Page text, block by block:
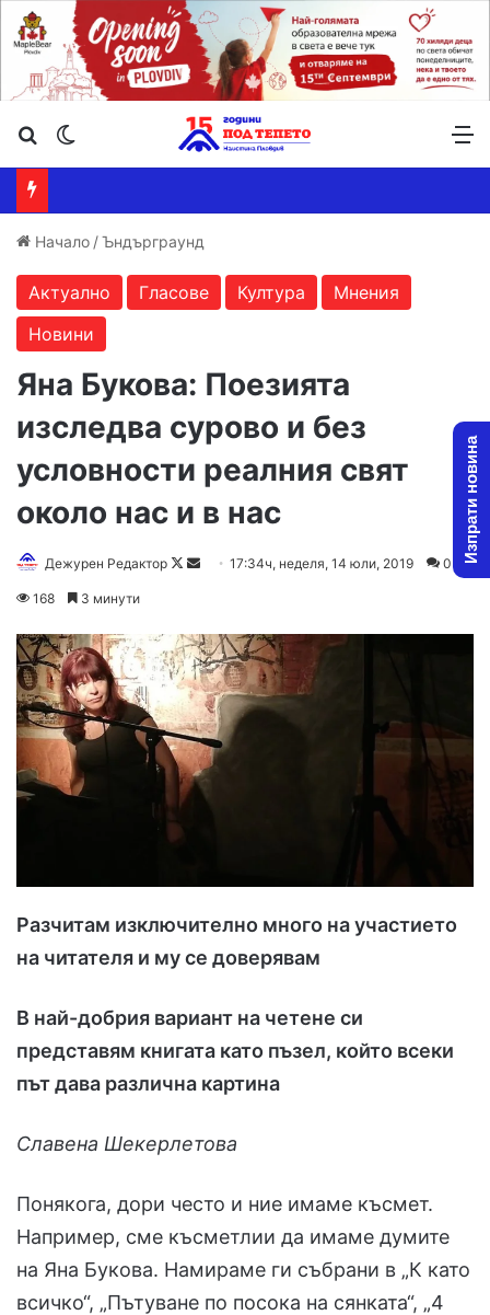
Търсене ...
Начало /Ъндърграунд
Актуално Гласове Култура
Мнения
Новини
Яна Букова: Поезията
изследва сурово и без
условности реалния свят
около нас и в нас
Дежурен Редактор
F
l
o
w
o
n
X
d
a
n
e
m
a
17:34ч, неделя, 14 юли, 2019 0
168 3 минути
Разчитам изключително много на участието
на читателя и му се доверявам
В най-добрия вариант на четене си
представям книгата като пъзел, който всеки
път дава различна картина
Славена Шекерлетова
Понякога, дори често и ние имаме късмет.
Например, сме късметлии да имаме думите
на Яна Букова. Намираме ги събрани в „К като
всичко“, „Пътуване по посока на сянката“, „4
Изпрати новина